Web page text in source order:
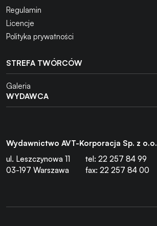
Regulamin
Licencje
Polityka prywatności
STREFA TWÓRCÓW
Galeria
WYDAWCA
Wydawnictwo AVT-Korporacja Sp. z o.o.
ul. Leszczynowa 11
03-197 Warszawa
tel: 22 257 84 99
fax: 22 257 84 00